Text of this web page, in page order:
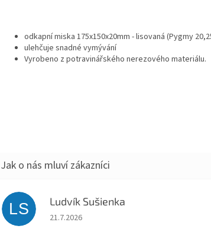
odkapní miska 175x150x20mm - lisovaná (Pygmy
ulehčuje snadné vymývání
Vyrobeno z potravinářského nerezového materiálu.
LS Ludvík Sušienka
Hodnocení obchodu je 5 z 5 hvězdiček.
21.7.2026